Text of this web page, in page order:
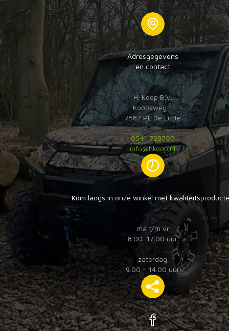
Adresgegevens
en contact
H. Koop B.V.
Koopsweg 1
7587 PL De Lutte
0541 728700
info@hkoop.nl
Kom langs in onze winkel met
ma t/m vr
8.00-17.00 uur
zaterdag
9.00 - 14.00 uur